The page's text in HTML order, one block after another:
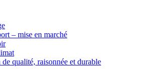
– mise en marché
qualité, raisonnée et durable